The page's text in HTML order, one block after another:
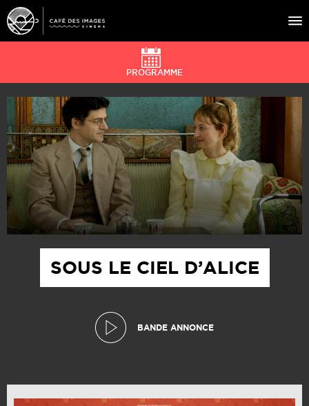
À L’AFFICHE
ÉVÉNEMENTS
CAFÉ DU CINÉ
PRATIQUE
ÉDUCATION AUX IMAGES
SOUS LE CIEL D’ALICE
BANDE ANNONCE
PROGRAMME